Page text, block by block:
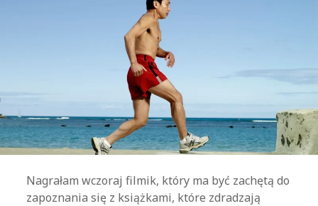
Nagrałam wczoraj filmik, który ma być zachętą do
zapoznania się z książkami, które zdradzają